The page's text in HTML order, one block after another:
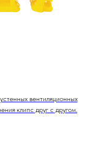
вентиляционных
клипс друг с другом.